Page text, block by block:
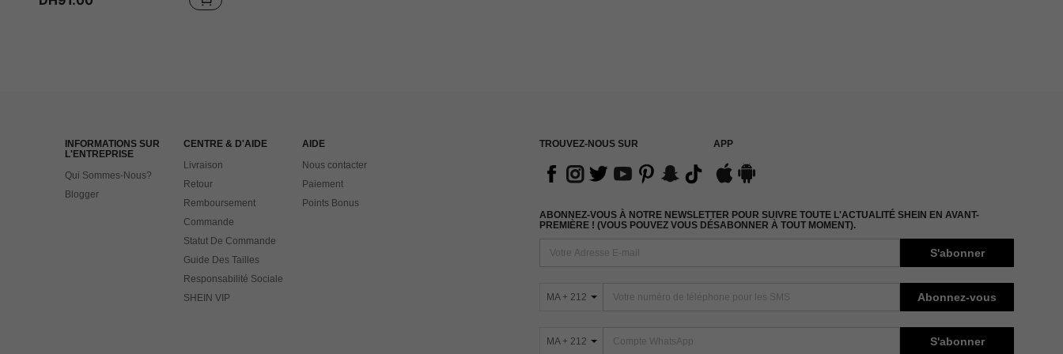
INFORMATIONS SUR
L'ENTREPRISE
Qui Sommes-Nous?
Blogger
CENTRE & D'AIDE
Livraison
Retour
Remboursement
Commande
Statut De Commande
Guide Des Tailles
Responsabilité Sociale
SHEIN VIP
AIDE
Nous contacter
Paiement
Points Bonus
TROUVEZ-NOUS SUR APP
ABONNEZ-VOUS À NOTRE NEWSLETTER POUR SUIVRE TOUTE L'ACTUALITÉ SHEIN EN AVANT-
PREMIÈRE ! (VOUS POUVEZ VOUS DÉSABONNER À TOUT MOMENT).
S'abonner
MA + 212 Abonnez-vous
MA + 212 S'abonner